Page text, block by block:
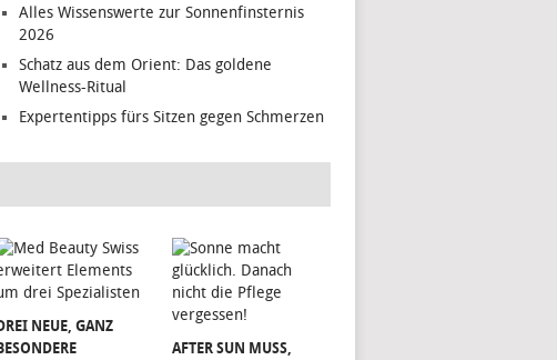
Alles Wissenswerte zur Sonnenfinsternis
2026
Schatz aus dem Orient: Das goldene
Wellness-Ritual
Expertentipps fürs Sitzen gegen Schmerzen
DREI NEUE, GANZ
BESONDERE
AFTER SUN MUSS,